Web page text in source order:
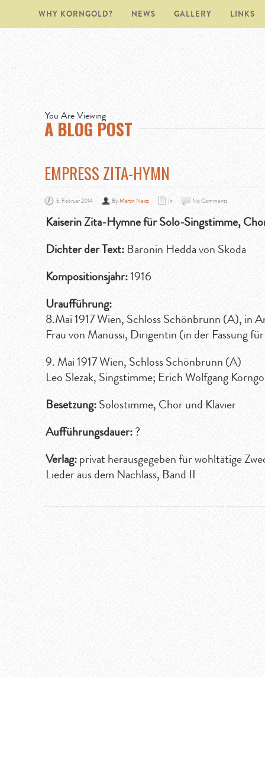
WHY KORNGOLD? NEWS GALLERY LINKS
You Are Viewing
A BLOG POST
EMPRESS ZITA-HYMN
5. Februar 2014 ByMartin Neitz In No Comments
Kaiserin Zita-Hymne für Solo-Singstimme,
Dichter der Text: Baronin Hedda von Skoda
Kompositionsjahr:1916
Uraufführung:
8.Mai 1917 Wien, Schloss Schönbrunn (A), in
Frau von Manussi, Dirigentin (in der Fassung
9. Mai 1917 Wien, Schloss Schönbrunn (A)
Leo Slezak, Singstimme; Erich Wolfgang
Besetzung:Solostimme, Chor und Klavier
Aufführungsdauer:?
Verlag:privat herausgegeben für wohltätige
Lieder aus dem Nachlass, Band II